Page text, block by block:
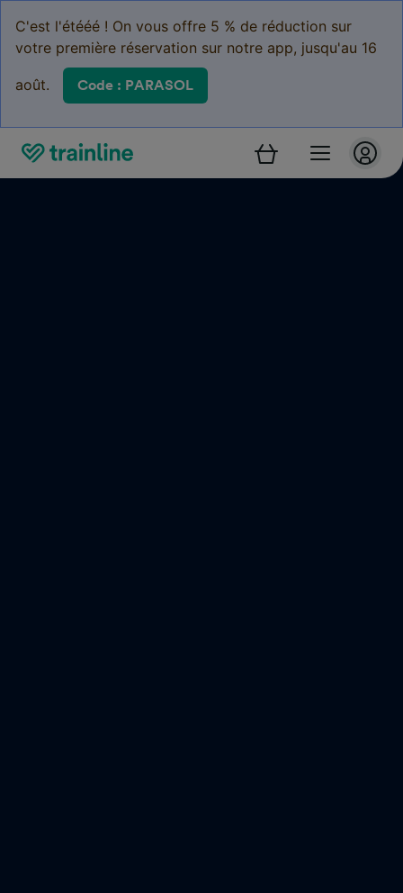
C'est l'étééé ! On vous offre 5 % de réduction sur
votre première réservation sur notre app, jusqu'au 16
août. Code : PARASOL